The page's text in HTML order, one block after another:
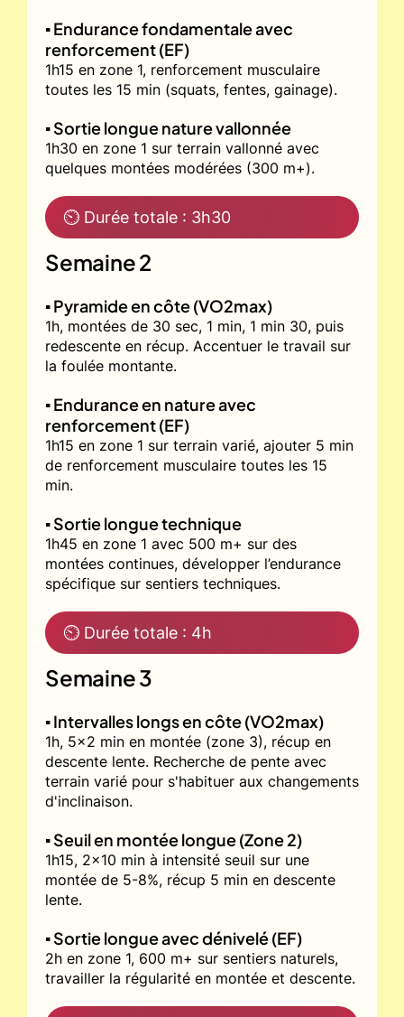
▪️ Endurance fondamentale avec
renforcement (EF)
1h15 en zone 1, renforcement musculaire
toutes les 15 min (squats, fentes, gainage).
▪️ Sortie longue nature vallonnée
1h30 en zone 1 sur terrain vallonné avec
quelques montées modérées (300 m+).
⏲ Durée totale : 3h30
Semaine 2
▪️ Pyramide en côte (VO2max)
1h, montées de 30 sec, 1 min, 1 min 30, puis
redescente en récup. Accentuer le travail sur
la foulée montante.
▪️ Endurance en nature avec
renforcement (EF)
1h15 en zone 1 sur terrain varié, ajouter 5 min
de renforcement musculaire toutes les 15
min.
▪️ Sortie longue technique
1h45 en zone 1 avec 500 m+ sur des
montées continues, développer l’endurance
spécifique sur sentiers techniques.
⏲ Durée totale : 4h
Semaine 3
▪️ Intervalles longs en côte (VO2max)
1h, 5x2 min en montée (zone 3), récup en
descente lente. Recherche de pente avec
terrain varié pour s'habituer aux changements
d'inclinaison.
▪️ Seuil en montée longue (Zone 2)
1h15, 2x10 min à intensité seuil sur une
montée de 5-8%, récup 5 min en descente
lente.
▪️ Sortie longue avec dénivelé (EF)
2h en zone 1, 600 m+ sur sentiers naturels,
travailler la régularité en montée et descente.